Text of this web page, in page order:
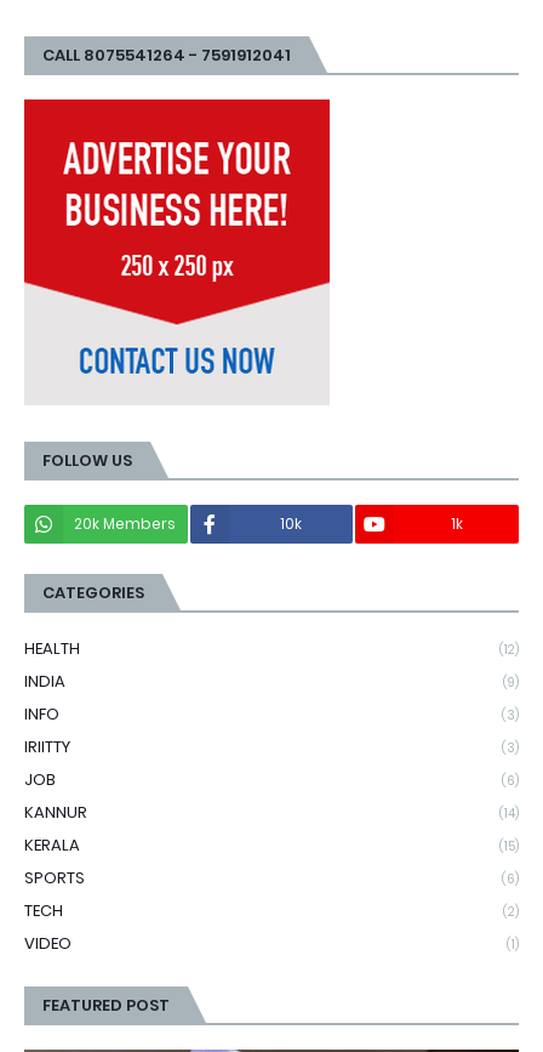
CALL 8075541264 - 7591912041
FOLLOW US
20k Members 10k 1k
CATEGORIES
HEALTH (12)
INDIA (9)
INFO (3)
IRIITTY (3)
JOB (6)
KANNUR (14)
KERALA (15)
SPORTS (6)
TECH (2)
VIDEO (1)
FEATURED POST